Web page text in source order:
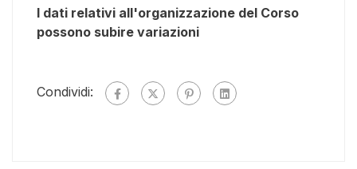
I dati relativi all'organizzazione del Corso
possono subire variazioni
Condividi: